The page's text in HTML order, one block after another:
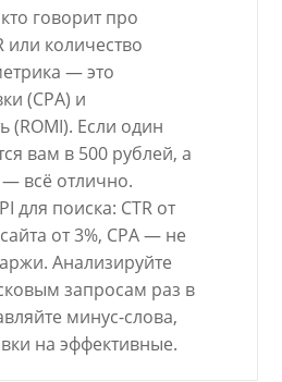
говорит про
или количество
— это
(CPA) и
(ROMI). Если один
вам в 500 рублей, а
всё отлично.
для поиска: CTR от
от 3%, CPА — не
Анализируйте
запросам раз в
минус-слова,
на эффективные.